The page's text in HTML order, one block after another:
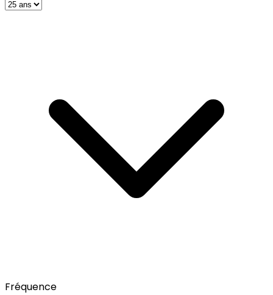
Fréquence